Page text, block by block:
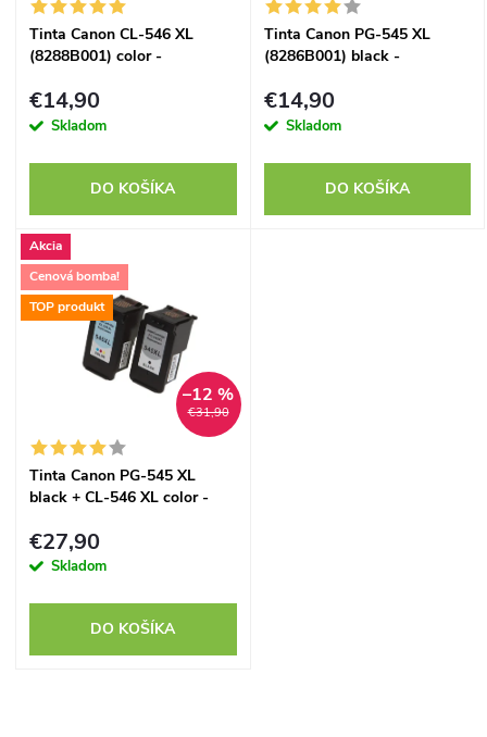
e
p
o
d
u
o
v
s
p
d
u
o
v
Tinta Canon CL-546 XL
(8288B001) color -
€14,90
Skladom
DO KOŠÍKA
Tinta Canon PG-545 XL
(8286B001) black -
€14,90
Skladom
DO KOŠÍKA
Akcia
Cenová bomba!
TOP produkt
€31,90
–12 %
Tinta Canon PG-545 XL
black + CL-546 XL color -
€27,90
Skladom
DO KOŠÍKA